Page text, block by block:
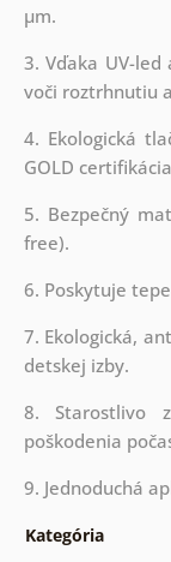
µm.
3. Vďaka UV-
voči roztrhnutiu
4. Ekologická
GOLD
5. Bezpečný
free).
6. Poskytuje
7. Ekologická,
detskej izby.
8. Starostlivo
poškodenia
9. Jednoduchá
Kategória